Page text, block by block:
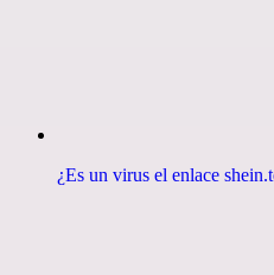
¿Es un virus el enlace